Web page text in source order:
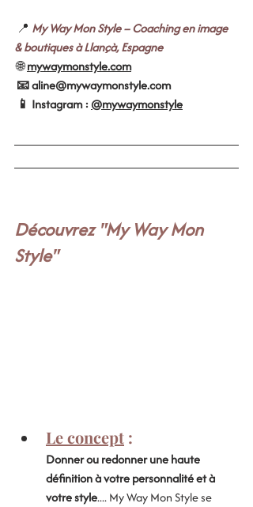
📍 My Way Mon Style – Coaching en image
& boutiques à Llançà, Espagne
🌐 mywaymonstyle.com
📧 aline@mywaymonstyle.com
📱 Instagram : @mywaymonstyle
Découvrez "My Way Mon
Style"
Le concept :
Donner ou redonner une haute
définition à votre personnalité et à
votre style.... My Way Mon Style se